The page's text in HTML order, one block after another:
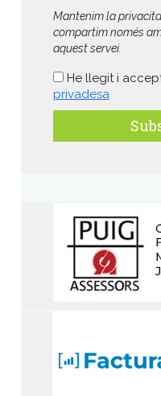
Mantenim la
compartim només
aquest servei.
He llegit i
privadesa